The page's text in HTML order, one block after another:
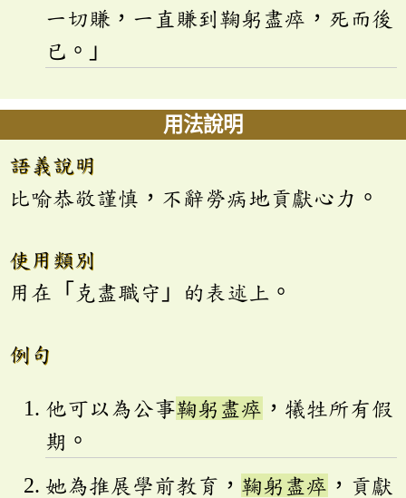
一切賺，一直賺到鞠躬盡瘁，死而後
已。」
用法說明
語義說明
比喻恭敬謹慎，不辭勞病地貢獻心力。
使用類別
用在「克盡職守」的表述上。
例句
他可以為公事鞠躬盡瘁 ，犧牲所有假
期。
她為推展學前教育， 鞠躬盡瘁 ，貢獻